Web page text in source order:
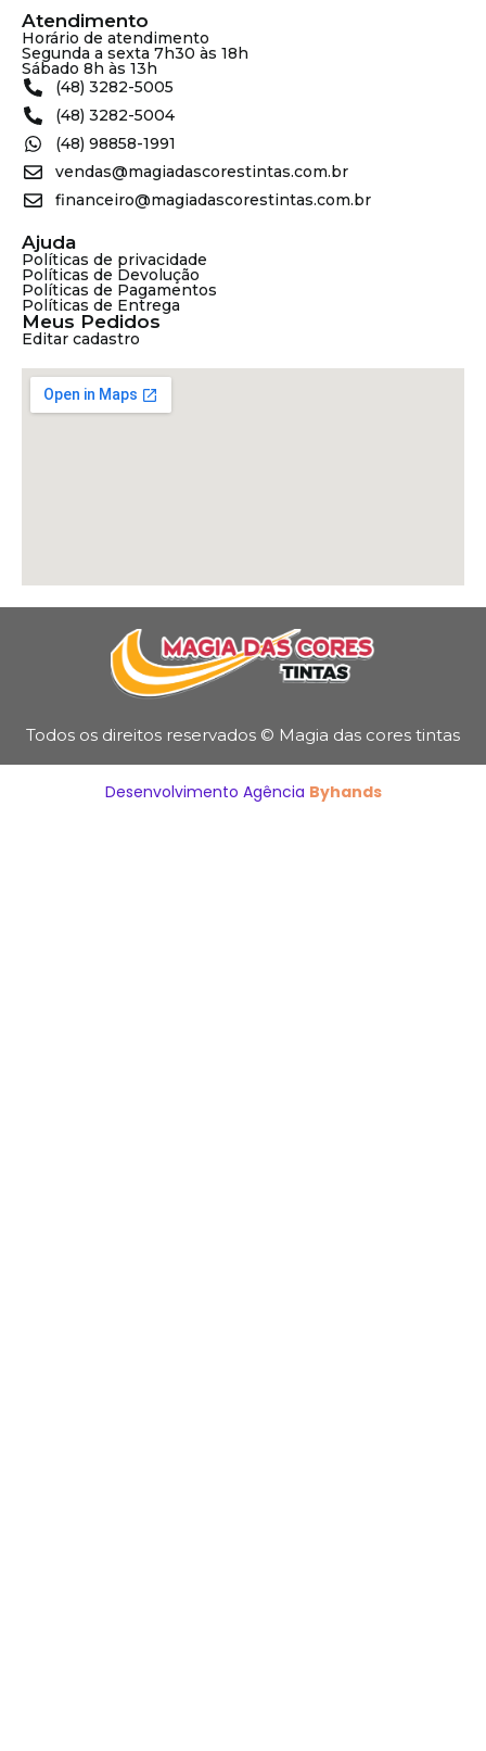
Atendimento
Horário de atendimento
Segunda a sexta 7h30 às 18h
Sábado 8h às 13h
(48) 3282-5005
(48) 3282-5004
(48) 98858-1991
vendas@magiadascorestintas.com.br
financeiro@magiadascorestintas.com.br
Ajuda
Políticas de privacidade
Políticas de Devolução
Políticas de Pagamentos
Políticas de Entrega
Meus Pedidos
Editar cadastro
Todos os direitos reservados © Magia das cores tintas
Desenvolvimento Agência Byhands